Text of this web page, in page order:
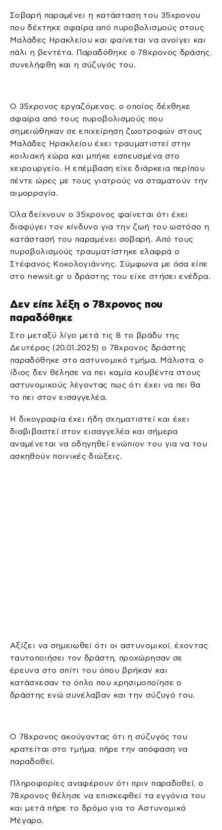
Σοβαρή παραμένει η κατάσταση του 35χρονου
που δέχτηκε σφαίρα από πυροβολισμούς στους
Μαλάδες Ηρακλείου και φαίνεται να ανοίγει και
πάλι η βεντέτα. Παραδόθηκε ο 78χρονος δράσης,
συνελήφθη και η σύζυγός του.
Ο 35χρονος εργαζόμενος, ο οποίος δέχθηκε
σφαίρα από τους πυροβολισμούς που
σημειώθηκαν σε επιχείρηση ζωοτροφών στους
Μαλάδες Ηρακλείου έχει τραυματιστεί στην
κοιλιακή χώρα και μπήκε εσπευσμένα στο
χειρουργείο. Η επέμβαση είχε διάρκεια περίπου
πέντε ώρες με τους γιατρούς να σταματούν την
αιμορραγία.
Όλα δείχνουν ο 35χρονος φαίνεται ότι έχει
διαφύγει τον κίνδυνο για την ζωή του ωστόσο η
κατάστασή του παραμένει σοβαρή. Από τους
πυροβολισμούς τραυματίστηκε ελαφρά ο
Στέφανος Κοκολογιάννης. Σύμφωνα με όσα είπε
στο newsit.gr ο δράστης του είχε στήσει ενέδρα.
Δεν είπε λέξη ο 78χρονος που
παραδόθηκε
Στο μεταξύ λίγο μετά τις 8 το βράδυ της
Δευτέρας (20.01.2025) ο 78χρονος δράστης
παραδόθηκε στο αστυνομικό τμήμα. Μάλιστα, ο
ίδιος δεν θέλησε να πει καμία κουβέντα στους
αστυνομικούς λέγοντας πως ότι έχει να πει θα
το πει στον εισαγγελέα.
Η δικογραφία έχει ήδη σχηματιστεί και έχει
διαβιβαστεί στον εισαγγελέα και σήμερα
αναμένεται να οδηγηθεί ενώπιον του για να του
ασκηθούν ποινικές διώξεις.
Αξίζει να σημειωθεί ότι οι αστυνομικοί, έχοντας
ταυτοποιήσει τον δράστη, προχώρησαν σε
έρευνα στο σπίτι του όπου βρήκαν και
κατάσχεσαν το όπλο που χρησιμοποίησε ο
δράστης ενώ συνέλαβαν και την σύζυγό του.
Ο 78χρονος ακούγοντας ότι η σύζυγός του
κρατείται στο τμήμα, πήρε την απόφαση να
παραδοθεί.
Πληροφορίες αναφέρουν ότι πριν παραδοθεί, ο
78χρονος θέλησε να επισκεφθεί τα εγγόνια του
και μετά πήρε το δρόμο για το Αστυνομικό
Μέγαρο.